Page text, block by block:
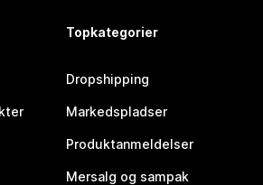
Topkategorier
Dropshipping
Markedspladser
Produktanmeldelser
Mersalg og sampak